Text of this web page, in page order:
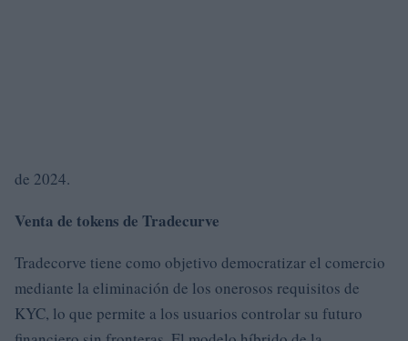
de 2024.
Venta de tokens de Tradecurve
Tradecorve tiene como objetivo democratizar el comercio
mediante la eliminación de los onerosos requisitos de
KYC, lo que permite a los usuarios controlar su futuro